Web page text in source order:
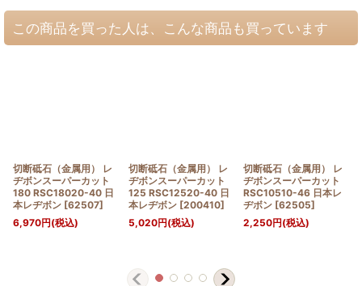
この商品を買った人は、こんな商品も買っています
切断砥石（金属用） レ
ヂボンスーパーカット
180 RSC18020-40 日
本レヂボン [62507]
6,970円(税込)
切断砥石（金属用） レ
ヂボンスーパーカット
125 RSC12520-40 日
本レヂボン [200410]
5,020円(税込)
切断砥石（金属用） レ
ヂボンスーパーカット
RSC10510-46 日本レ
ヂボン [62505]
2,250円(税込)